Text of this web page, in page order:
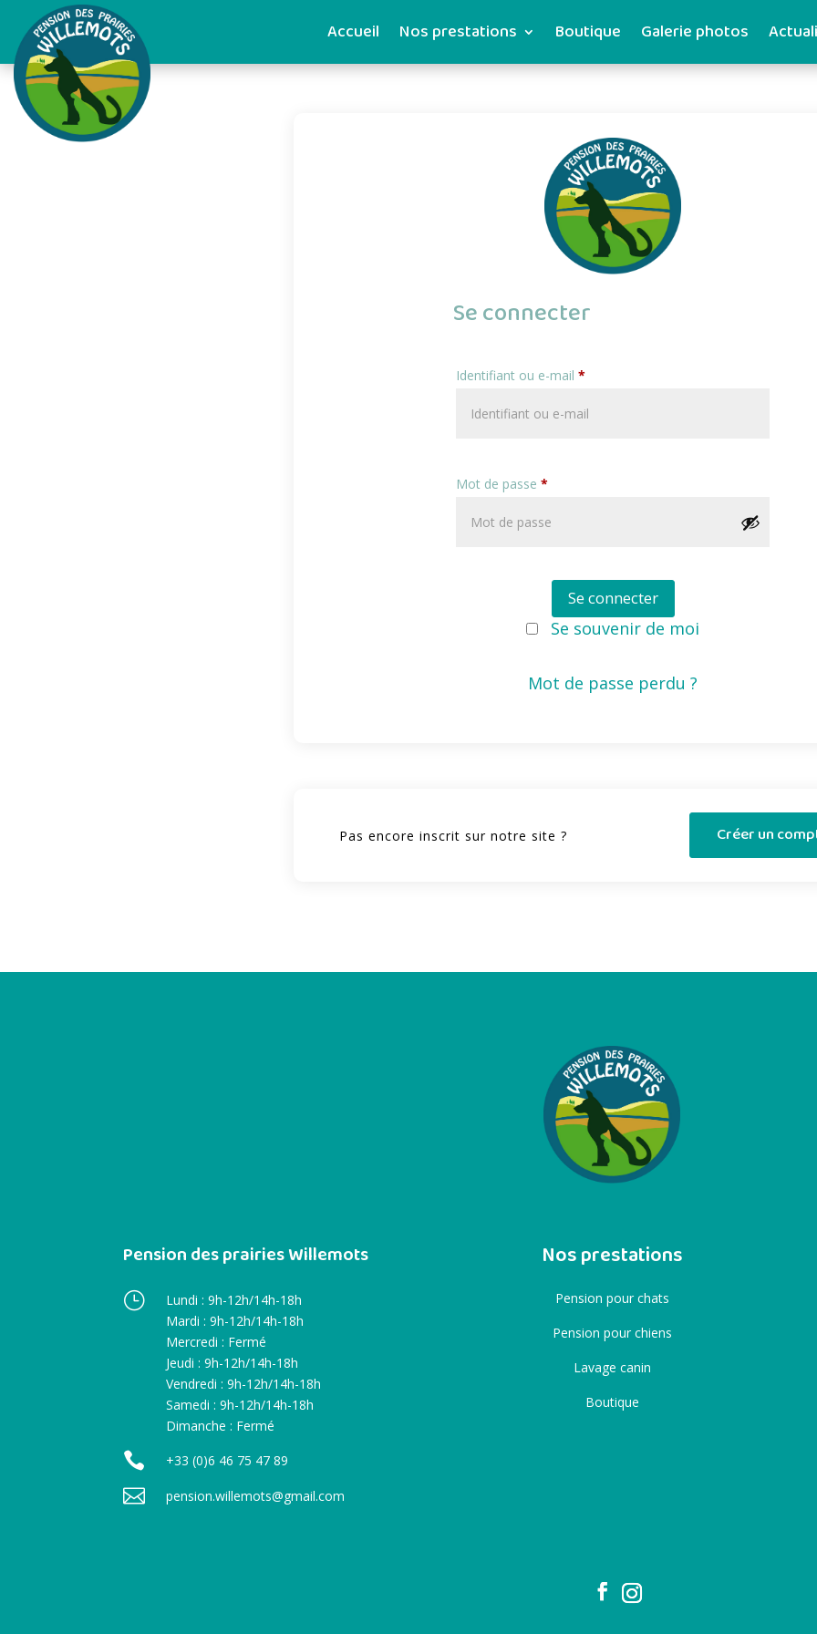
Accueil Nos prestations Boutique Galerie photos
Se connecter
Identifiant ou e-mail *
Mot de passe *
Se connecter
Se souvenir de moi
Mot de passe perdu ?
Pas encore inscrit sur notre site ? Créer un
Pension des prairies Willemots
}
Lundi : 9h-12h/14h-18h
Mardi : 9h-12h/14h-18h
Mercredi : Fermé
Jeudi : 9h-12h/14h-18h
Vendredi : 9h-12h/14h-18h
Samedi : 9h-12h/14h-18h
Dimanche : Fermé
 +33 (0)6 46 75 47 89
 pension.willemots@gmail.com
Nos prestations
Pension pour chats
Pension pour chiens
Lavage canin
Boutique